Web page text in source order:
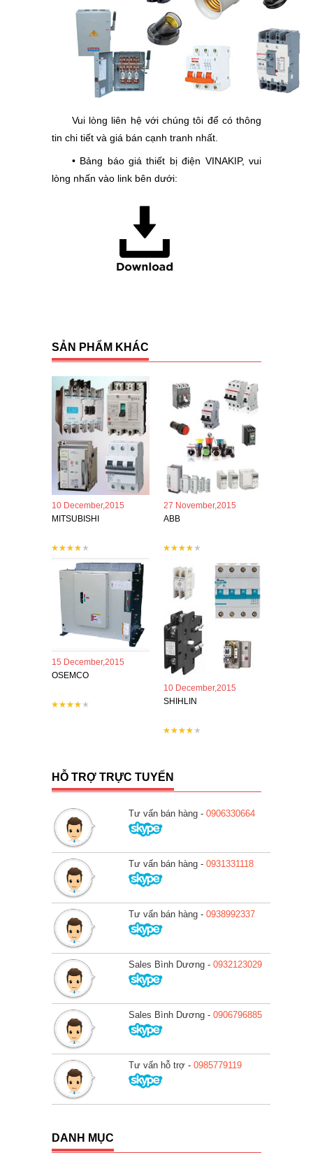
Vui lòng liên hệ với chúng tôi để có thông
tin chi tiết và giá bán cạnh tranh nhất.
• Bảng báo giá thiết bị điện VINAKIP, vui
lòng nhấn vào link bên dưới:
SẢN PHẨM KHÁC
10 December,2015
MITSUBISHI
27 November,2015
ABB
15 December,2015
OSEMCO
10 December,2015
SHIHLIN
HỖ TRỢ TRỰC TUYẾN
Tư vấn bán hàng - 0906330664
Tư vấn bán hàng - 0931331118
Tư vấn bán hàng - 0938992337
Sales Bình Dương - 0932123029
Sales Bình Dương - 0906796885
Tư vấn hỗ trợ - 0985779119
DANH MỤC